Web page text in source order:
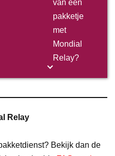
van een
pakketje
met
Mondial
Relay?
Relay
Bekijk dan de